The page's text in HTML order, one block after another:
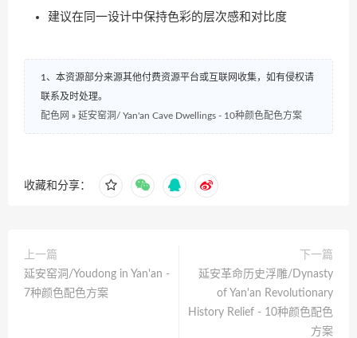
建议在同一设计中保持色彩的层次感和对比度
1、本资源部分来源其他付费资源平台或互联网收集，如有侵权请
联系及时处理。
配色网 » 延安窑洞/ Yan'an Cave Dwellings - 10种颜色配色方案
收藏和分享：
上一篇
延安窑洞/Youdong in Yan'an -
7种颜色配色方案
下一篇
延安革命历史浮雕/Dynasty
of Yan'an Revolutionary
History Relief - 10种颜色配色
方案